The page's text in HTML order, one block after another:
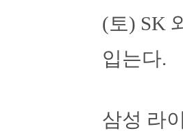
(토) SK
입는다.
삼성 라